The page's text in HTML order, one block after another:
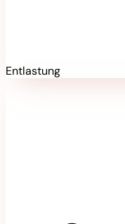
Entlastung